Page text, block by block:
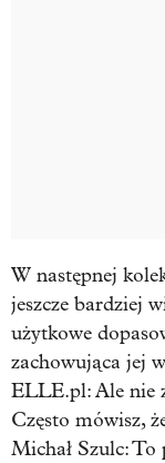
W następnej
jeszcze bardziej
użytkowe
zachowująca jej
ELLE.pl: Ale nie
Często mówisz,
Michał Szulc:To